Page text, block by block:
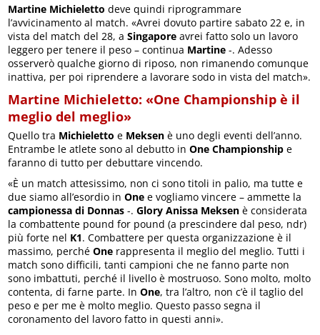
Martine Michieletto deve quindi riprogrammare
l’avvicinamento al match. «Avrei dovuto partire sabato 22 e, in
vista del match del 28, aSingapore avrei fatto solo un lavoro
leggero per tenere il peso – continua Martine -. Adesso
osserverò qualche giorno di riposo, non rimanendo comunque
inattiva, per poi riprendere a lavorare sodo in vista del match».
Martine Michieletto: «One Championship è il
meglio del meglio»
Quello tra Michieletto e Meksen è uno degli eventi dell’anno.
Entrambe le atlete sono al debutto inOne Championship e
faranno di tutto per debuttare vincendo.
«È un match attesissimo, non ci sono titoli in palio, ma tutte e
due siamo all’esordio inOne e vogliamo vincere – ammette la
campionessa di Donnas -.Glory Anissa Meksen è considerata
la combattente pound for pound (a prescindere dal peso, ndr)
più forte nel K1. Combattere per questa organizzazione è il
massimo, perchéOne rappresenta il meglio del meglio. Tutti i
match sono difficili, tanti campioni che ne fanno parte non
sono imbattuti, perché il livello è mostruoso. Sono molto, molto
contenta, di farne parte. InOne, tra l’altro, non c’è il taglio del
peso e per me è molto meglio. Questo passo segna il
coronamento del lavoro fatto in questi anni».